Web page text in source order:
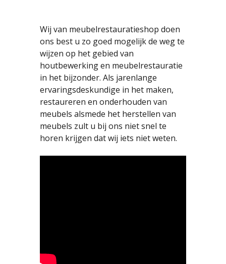
Wij van meubelrestauratieshop doen
ons best u zo goed mogelijk de weg te
wijzen op het gebied van
houtbewerking en meubelrestauratie
in het bijzonder. Als jarenlange
ervaringsdeskundige in het maken,
restaureren en onderhouden van
meubels alsmede het herstellen van
meubels zult u bij ons niet snel te
horen krijgen dat wij iets niet weten.